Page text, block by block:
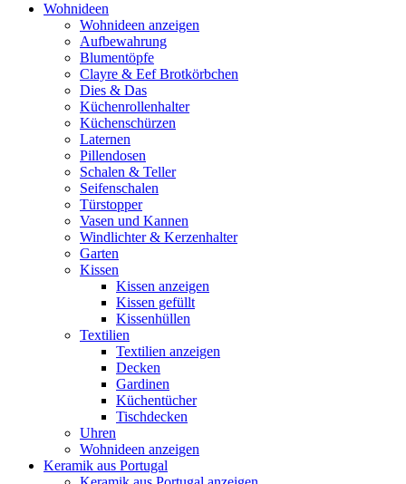
Wohnideen
Wohnideen anzeigen
Aufbewahrung
Blumentöpfe
Clayre & Eef Brotkörbchen
Dies & Das
Küchenrollenhalter
Küchenschürzen
Laternen
Pillendosen
Schalen & Teller
Seifenschalen
Türstopper
Vasen und Kannen
Windlichter & Kerzenhalter
Garten
Kissen
Kissen anzeigen
Kissen gefüllt
Kissenhüllen
Textilien
Textilien anzeigen
Decken
Gardinen
Küchentücher
Tischdecken
Uhren
Wohnideen anzeigen
Keramik aus Portugal